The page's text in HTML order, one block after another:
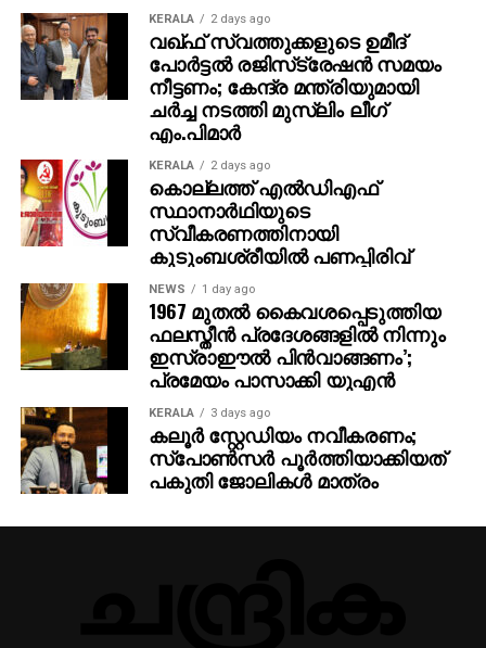
KERALA 2 days ago
വഖ്ഫ് സ്വത്തുക്കളുടെ ഉമീദ്
പോര്‍ട്ടല്‍ രജിസ്‌ട്രേഷന്‍ സമയം
നീട്ടണം; കേന്ദ്ര മന്ത്രിയുമായി
ചര്‍ച്ച നടത്തി മുസ്‌ലിം ലീഗ്
എം.പിമാര്‍
KERALA 2 days ago
കൊല്ലത്ത് എല്‍ഡിഎഫ്
സ്ഥാനാര്‍ഥിയുടെ
സ്വീകരണത്തിനായി
കുടുംബശ്രീയില്‍ പണപ്പിരിവ്
NEWS 1 day ago
1967 മുതല്‍ കൈവശപ്പെടുത്തിയ
ഫലസ്തീന്‍ പ്രദേശങ്ങളില്‍ നിന്നും
ഇസ്രാഈല്‍ പിന്‍വാങ്ങണം’;
പ്രമേയം പാസാക്കി യുഎന്‍
KERALA 3 days ago
കലൂർ സ്റ്റേഡിയം നവീകരണം;
സ്പോൺസർ പൂർത്തിയാക്കിയത്
പകുതി ജോലികൾ മാത്രം